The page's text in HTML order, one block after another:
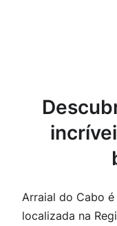
Arraial do Cabo
localizada na